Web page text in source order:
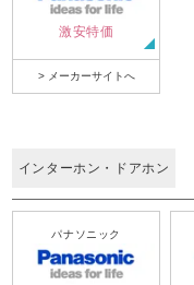
激安特価
> メーカーサイトへ
インターホン・ドアホン
パナソニック